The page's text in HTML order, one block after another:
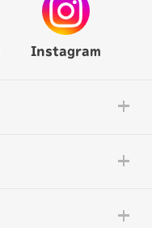
Instagram